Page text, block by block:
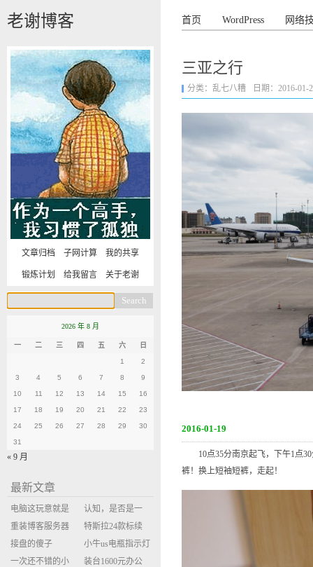
老谢博客 首页 WordPress 网络
三亚之行
分类： 乱七八糟 日期：2016-01-
2016-01-19
10点35分南京起飞，下午1点30
裤！换上短袖短裤，走起！
文章归档 子网计算 我的共享
锻炼计划 给我留言 关于老谢
2026 年 8 月
一 二 三 四 五 六 日
1 2
3 4 5 6 7 8 9
10 11 12 13 14 15 16
17 18 19 20 21 22 23
24 25 26 27 28 29 30
31
« 9 月
最新文章
电脑这玩意就是
缝缝补补的事
认知，是否是一
座大山？当架构
决策变成配置清
单比价
重装博客服务器
环境
特斯拉24款标续
Model Y 2万公里
使用体验
接盘的傻子
小牛us电瓶指示灯
闪三次不上电
一次还不错的小
装台1600元办公